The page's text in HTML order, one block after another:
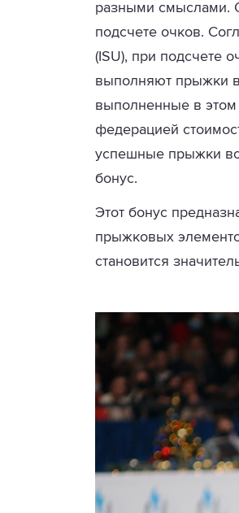
разными смыслами.
подсчете очков.
(ISU), при подсчете
выполняют прыжки
выполненные в
федерацией
успешные прыжки
бонус.
Этот бонус
прыжковых
становится